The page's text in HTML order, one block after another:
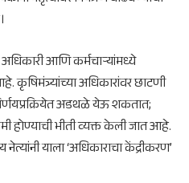
आणि कर्मचार्‍यांमध्ये
कृषिमंत्र्यांच्या अधिकारांवर छाटणी
अडथळे येऊ शकतात;
होण्याची भीती व्यक्त केली जात आहे.
याला ‘अधिकाराचा केंद्रीकरण’